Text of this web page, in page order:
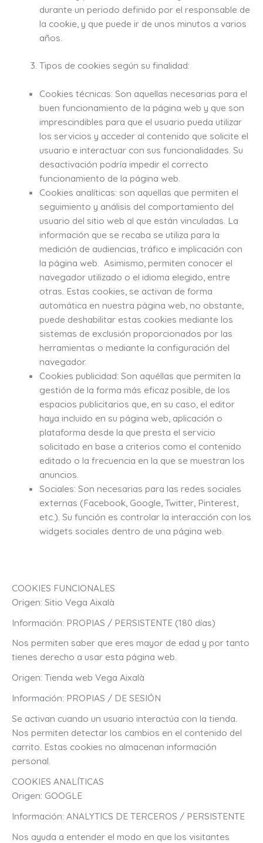
durante un periodo definido por el responsable de
la cookie, y que puede ir de unos minutos a varios
años.
Tipos de cookies según su finalidad:
Cookies técnicas: Son aquellas necesarias para el
buen funcionamiento de la página web y que son
imprescindibles para que el usuario pueda utilizar
los servicios y acceder al contenido que solicite el
usuario e interactuar con sus funcionalidades. Su
desactivación podría impedir el correcto
funcionamiento de la página web.
Cookies analíticas: son aquellas que permiten el
seguimiento y análisis del comportamiento del
usuario del sitio web al que están vinculadas. La
información que se recaba se utiliza para la
medición de audiencias, tráfico e implicación con
la página web. Asimismo, permiten conocer el
navegador utilizado o el idioma elegido, entre
otras. Estas cookies, se activan de forma
automática en nuestra página web, no obstante,
puede deshabilitar estas cookies mediante los
sistemas de exclusión proporcionados por las
herramientas o mediante la configuración del
navegador.
Cookies publicidad: Son aquéllas que permiten la
gestión de la forma más eficaz posible, de los
espacios publicitarios que, en su caso, el editor
haya incluido en su página web, aplicación o
plataforma desde la que presta el servicio
solicitado en base a criterios como el contenido
editado o la frecuencia en la que se muestran los
anuncios.
Sociales: Son necesarias para las redes sociales
externas (Facebook, Google, Twitter, Pinterest,
etc.). Su función es controlar la interacción con los
widgets sociales dentro de una página web.
COOKIES FUNCIONALES
Origen: Sitio Vega Aixalà
Información: PROPIAS / PERSISTENTE (180 días)
Nos permiten saber que eres mayor de edad y por tanto
tienes derecho a usar esta página web.
Origen: Tienda web Vega Aixalà
Información: PROPIAS / DE SESIÓN
Se activan cuando un usuario interactúa con la tienda.
Nos permiten detectar los cambios en el contenido del
carrito. Estas cookies no almacenan información
personal.
COOKIES ANALÍTICAS
Origen: GOOGLE
Información: ANALYTICS DE TERCEROS / PERSISTENTE
Nos ayuda a entender el modo en que los visitantes